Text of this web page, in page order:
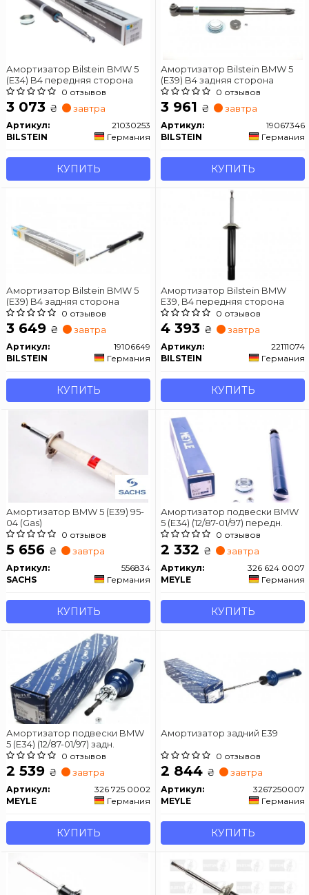
Амортизатор Bilstein BMW 5
(E34) B4 передняя сторона
0 отзывов
3 073 ₴ завтра
Артикул:
21030253
BILSTEIN
Германия
КУПИТЬ
Амортизатор Bilstein BMW 5
(E39) B4 задняя сторона
0 отзывов
3 961 ₴ завтра
Артикул:
19067346
BILSTEIN
Германия
КУПИТЬ
Амортизатор Bilstein BMW 5
(E39) B4 задняя сторона
0 отзывов
3 649 ₴ завтра
Артикул:
19106649
BILSTEIN
Германия
КУПИТЬ
Амортизатор Bilstein BMW
E39, B4 передняя сторона
0 отзывов
4 393 ₴ завтра
Артикул:
22111074
BILSTEIN
Германия
КУПИТЬ
Амортизатор BMW 5 (E39) 95-
04 (Gas)
0 отзывов
5 656 ₴ завтра
Артикул:
556834
SACHS
Германия
КУПИТЬ
Амортизатор подвески BMW
5 (E34) (12/87-01/97) передн.
0 отзывов
2 332 ₴ завтра
Артикул:
326 624 0007
MEYLE
Германия
КУПИТЬ
Амортизатор подвески BMW
5 (E34) (12/87-01/97) задн.
0 отзывов
2 539 ₴ завтра
Артикул:
326 725 0002
MEYLE
Германия
КУПИТЬ
Амортизатор задний Е39
0 отзывов
2 844 ₴ завтра
Артикул:
3267250007
MEYLE
Германия
КУПИТЬ